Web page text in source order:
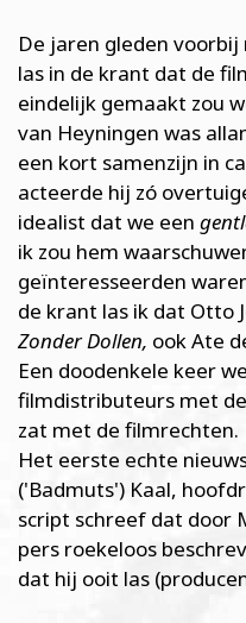
De jaren gleden
las in de krant dat de
eindelijk gemaakt zou
van Heyningen was
een kort samenzijn in
acteerde hij zó
idealist dat we een
ik zou hem
geïnteresseerden
de krant las ik dat Otto
Zonder Dollen, ook Ate
Een doodenkele keer
filmdistributeurs met
zat met de filmrechten.
Het eerste echte
('Badmuts') Kaal,
script schreef dat door
pers roekeloos
dat hij ooit las